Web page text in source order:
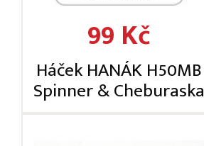
99 Kč
Háček HANÁK H50MB
Spinner & Cheburaska